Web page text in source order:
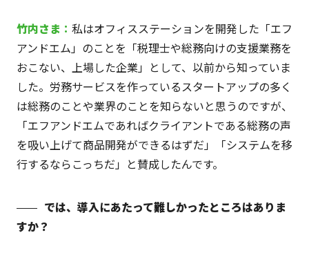
竹内さま ： 私はオフィスステーションを開発した「エフ
アンドエム」のことを「税理士や総務向けの支援業務を
おこない、上場した企業」として、以前から知っていま
した。労務サービスを作っているスタートアップの多く
は総務のことや業界のことを知らないと思うのですが、
「エフアンドエムであればクライアントである総務の声
を吸い上げて商品開発ができるはずだ」「システムを移
行するならこっちだ」と賛成したんです。
では、導入にあたって難しかったところはありま
すか？